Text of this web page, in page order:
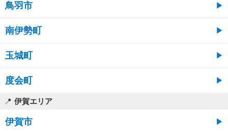
鳥羽市
南伊勢町
玉城町
度会町
伊賀エリア
伊賀市